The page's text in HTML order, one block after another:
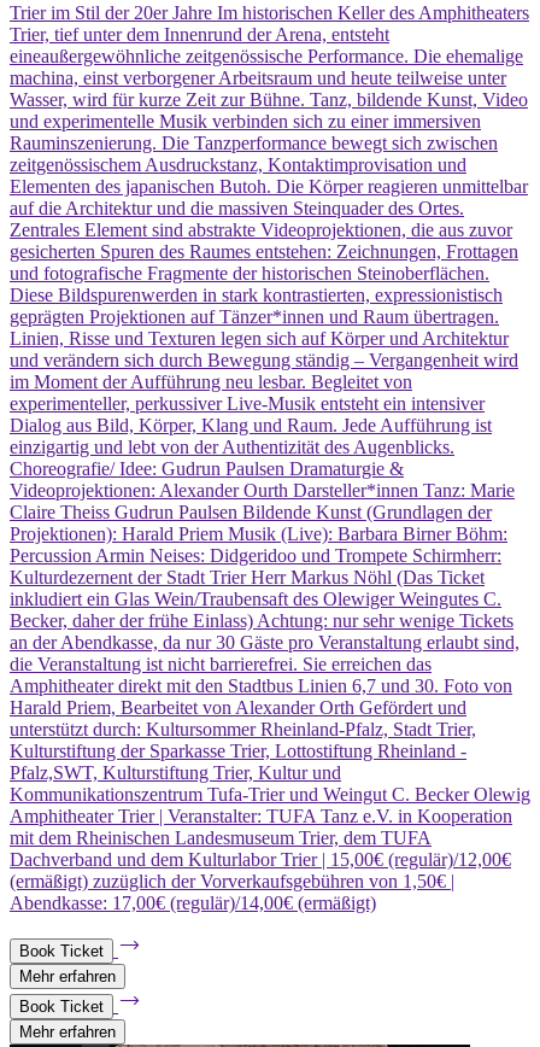
Trier im Stil der 20er Jahre Im historischen Keller des Amphitheaters
Trier, tief unter dem Innenrund der Arena, entsteht
eineaußergewöhnliche zeitgenössische Performance. Die ehemalige
machina, einst verborgener Arbeitsraum und heute teilweise unter
Wasser, wird für kurze Zeit zur Bühne. Tanz, bildende Kunst, Video
und experimentelle Musik verbinden sich zu einer immersiven
Rauminszenierung. Die Tanzperformance bewegt sich zwischen
zeitgenössischem Ausdruckstanz, Kontaktimprovisation und
Elementen des japanischen Butoh. Die Körper reagieren unmittelbar
auf die Architektur und die massiven Steinquader des Ortes.
Zentrales Element sind abstrakte Videoprojektionen, die aus zuvor
gesicherten Spuren des Raumes entstehen: Zeichnungen, Frottagen
und fotografische Fragmente der historischen Steinoberflächen.
Diese Bildspurenwerden in stark kontrastierten, expressionistisch
geprägten Projektionen auf Tänzer*innen und Raum übertragen.
Linien, Risse und Texturen legen sich auf Körper und Architektur
und verändern sich durch Bewegung ständig – Vergangenheit wird
im Moment der Aufführung neu lesbar. Begleitet von
experimenteller, perkussiver Live-Musik entsteht ein intensiver
Dialog aus Bild, Körper, Klang und Raum. Jede Aufführung ist
einzigartig und lebt von der Authentizität des Augenblicks.
Choreografie/ Idee: Gudrun Paulsen Dramaturgie &
Videoprojektionen: Alexander Ourth Darsteller*innen Tanz: Marie
Claire Theiss Gudrun Paulsen Bildende Kunst (Grundlagen der
Projektionen): Harald Priem Musik (Live): Barbara Birner Böhm:
Percussion Armin Neises: Didgeridoo und Trompete Schirmherr:
Kulturdezernent der Stadt Trier Herr Markus Nöhl (Das Ticket
inkludiert ein Glas Wein/Traubensaft des Olewiger Weingutes C.
Becker, daher der frühe Einlass) Achtung: nur sehr wenige Tickets
an der Abendkasse, da nur 30 Gäste pro Veranstaltung erlaubt sind,
die Veranstaltung ist nicht barrierefrei. Sie erreichen das
Amphitheater direkt mit den Stadtbus Linien 6,7 und 30. Foto von
Harald Priem, Bearbeitet von Alexander Orth Gefördert und
unterstützt durch: Kultursommer Rheinland-Pfalz, Stadt Trier,
Kulturstiftung der Sparkasse Trier, Lottostiftung Rheinland -
Pfalz,SWT, Kulturstiftung Trier, Kultur und
Kommunikationszentrum Tufa-Trier und Weingut C. Becker Olewig
Amphitheater Trier | Veranstalter: TUFA Tanz e.V. in Kooperation
mit dem Rheinischen Landesmuseum Trier, dem TUFA
Dachverband und dem Kulturlabor Trier | 15,00€ (regulär)/12,00€
(ermäßigt) zuzüglich der Vorverkaufsgebühren von 1,50€ |
Abendkasse: 17,00€ (regulär)/14,00€ (ermäßigt)
Book Ticket
Mehr erfahren
Book Ticket
Mehr erfahren